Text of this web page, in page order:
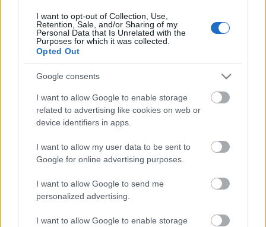
I want to opt-out of Collection, Use,
Retention, Sale, and/or Sharing of my
Personal Data that Is Unrelated with the
Purposes for which it was collected.
Opted Out
Google consents
I want to allow Google to enable storage
related to advertising like cookies on web or
device identifiers in apps.
I want to allow my user data to be sent to
Google for online advertising purposes.
I want to allow Google to send me
personalized advertising.
I want to allow Google to enable storage
LG: Τα δεύτερα
υψηλότερα έσοδα α'
τριμήνου και ισχυρή
κερδοφορία
Η LG μόλις
παρουσίασε μια
1,5 εκατ. δολάρια
Έπος! Η νέα 97άρα
απ' το σαλόνι σας